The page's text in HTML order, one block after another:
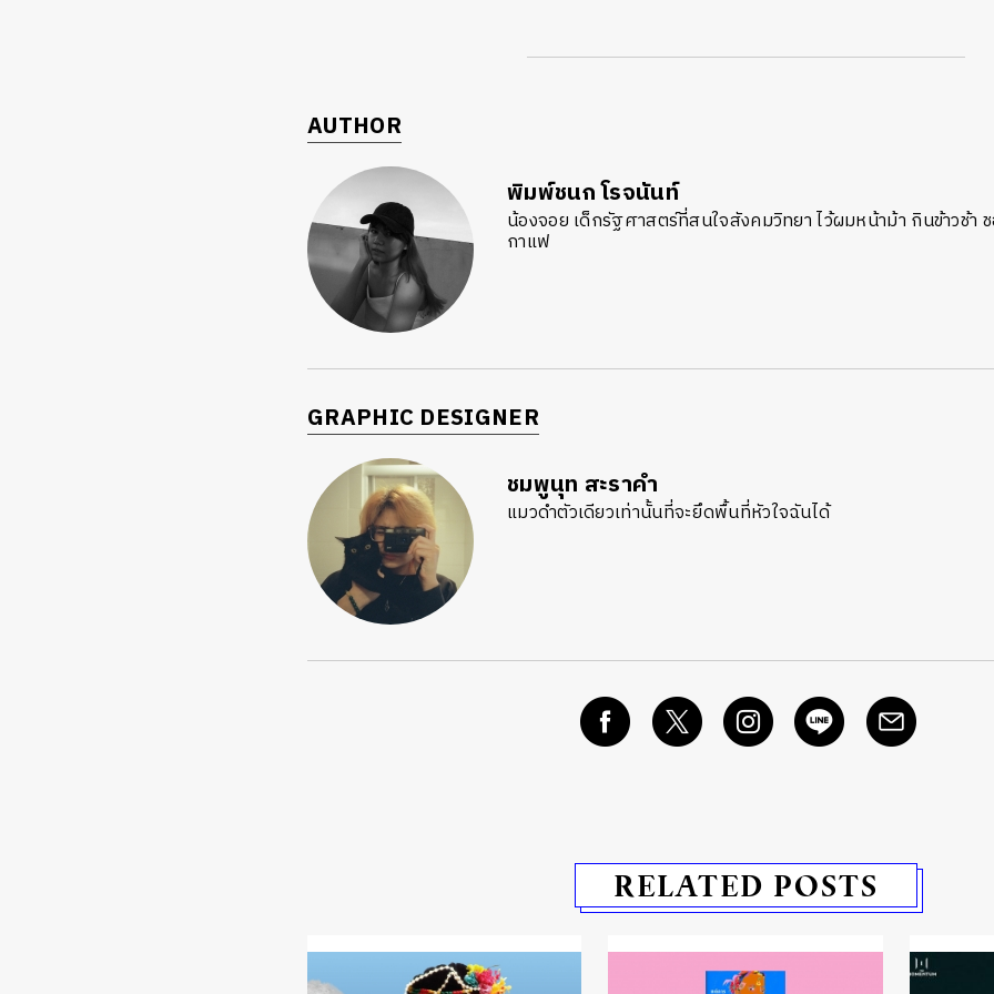
AUTHOR
พิมพ์ชนก โรจนันท์
น้องจอย เด็กรัฐศาสตร์ที่สนใจสังคมวิทยา ไว้ผมหน้าม้า กินข้าวช้า
กาแฟ
GRAPHIC DESIGNER
ชมพูนุท สะราคำ
แมวดำตัวเดียวเท่านั้นที่จะยึดพื้นที่หัวใจฉันได้
RELATED POSTS